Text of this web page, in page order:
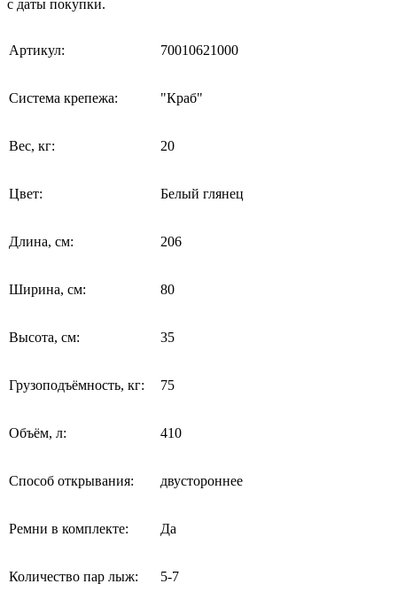
с даты покупки.
Артикул: 70010621000
Система крепежа: "Краб"
Вес, кг: 20
Цвет: Белый глянец
Длина, см: 206
Ширина, см: 80
Высота, см: 35
Грузоподъёмность, кг: 75
Объём, л: 410
Способ открывания: двустороннее
Ремни в комплекте: Да
Количество пар лыж: 5-7